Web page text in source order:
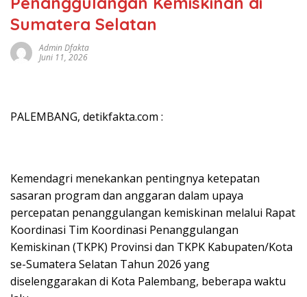
Sumatera Selatan
Admin Dfakta
Juni 11, 2026
PALEMBANG, detikfakta.com :
Kemendagri menekankan pentingnya ketepatan
sasaran program dan anggaran dalam upaya
percepatan penanggulangan kemiskinan melalui Rapat
Koordinasi Tim Koordinasi Penanggulangan
Kemiskinan (TKPK) Provinsi dan TKPK Kabupaten/Kota
se-Sumatera Selatan Tahun 2026 yang
diselenggarakan di Kota Palembang, beberapa waktu